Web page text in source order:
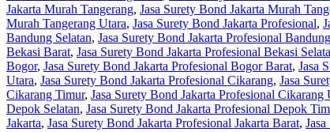
Jakarta Murah Tangerang, Jasa Surety Bond Jakarta Murah
Murah Tangerang Utara, Jasa Surety Bond Jakarta Profesional,
Bandung Selatan, Jasa Surety Bond Jakarta Profesional
Bekasi Barat, Jasa Surety Bond Jakarta Profesional Bekasi
Bogor, Jasa Surety Bond Jakarta Profesional Bogor Barat, Jasa
Utara, Jasa Surety Bond Jakarta Profesional Cikarang, Jasa
Cikarang Timur, Jasa Surety Bond Jakarta Profesional Cikarang
Depok Selatan, Jasa Surety Bond Jakarta Profesional Depok
Jakarta, Jasa Surety Bond Jakarta Profesional Jakarta Barat,